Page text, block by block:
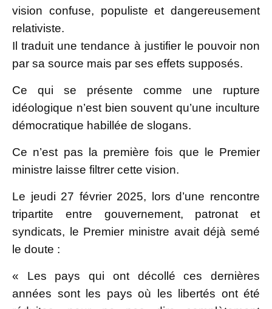
vision confuse, populiste et dangereusement
relativiste.
Il traduit une tendance à justifier le pouvoir non
par sa source mais par ses effets supposés.
Ce qui se présente comme une rupture
idéologique n’est bien souvent qu’une inculture
démocratique habillée de slogans.
Ce n’est pas la première fois que le Premier
ministre laisse filtrer cette vision.
Le jeudi 27 février 2025, lors d’une rencontre
tripartite entre gouvernement, patronat et
syndicats, le Premier ministre avait déjà semé
le doute :
« Les pays qui ont décollé ces dernières
années sont les pays où les libertés ont été